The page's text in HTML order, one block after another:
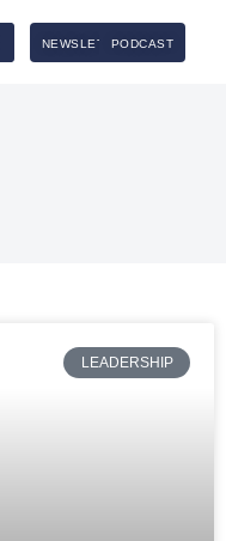
NEWSLETTERPODCAST
LEADERSHIP